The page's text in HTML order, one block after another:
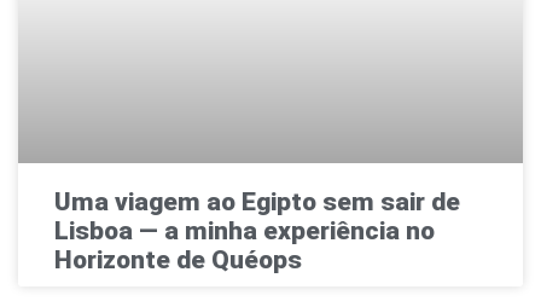
Uma viagem ao Egipto sem sair de
Lisboa — a minha experiência no
Horizonte de Quéops